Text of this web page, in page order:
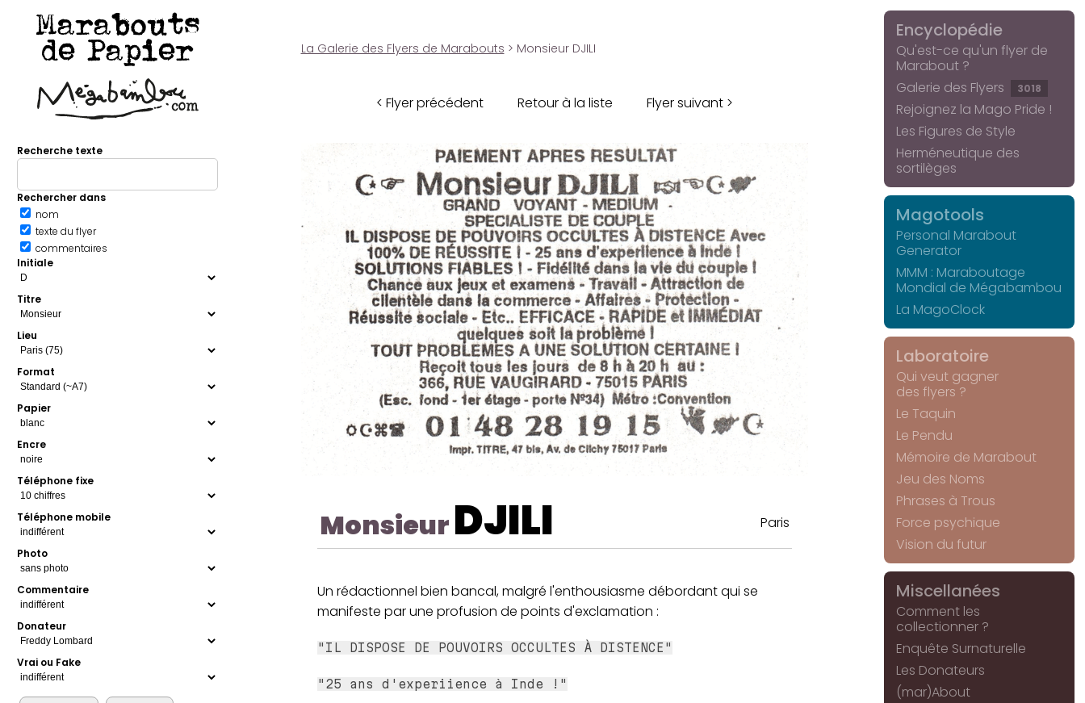
Marabouts
de Papier
Recherche texte
Rechercher dans
nom
texte du flyer
commentaires
Initiale
Titre
Lieu
Format
Papier
Encre
Téléphone fixe
Téléphone mobile
Photo
Commentaire
Donateur
Vrai ou Fake
La Galerie des Flyers de Marabouts > Monsieur DJILI
< Flyer précédent Retour à la liste Flyer suivant >
MonsieurDJILI Paris
Un rédactionnel bien bancal, malgré l'enthousiasme débordant qui se
manifeste par une profusion de points d'exclamation :
"IL DISPOSE DE POUVOIRS OCCULTES À DISTENCE"
"25 ans d'experiience à Inde !"
Encyclopédie
Qu'est-ce qu'un flyer de
Marabout ?
Galerie des Flyers
3018
Rejoignez la Mago Pride !
Les Figures de Style
Herméneutique des
sortilèges
Magotools
Personal Marabout
Generator
MMM : Maraboutage
Mondial de Mégabambou
La MagoClock
Laboratoire
Qui veut gagner
des flyers ?
Le Taquin
Le Pendu
Mémoire de Marabout
Jeu des Noms
Phrases à Trous
Force psychique
Vision du futur
Miscellanées
Comment les
collectionner ?
Enquête Surnaturelle
Les Donateurs
(mar)About